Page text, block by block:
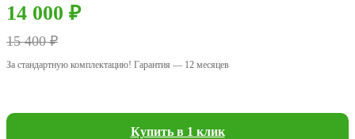
14 000 ₽
15 400 ₽
За стандартную комплектацию! Гарантия — 12 месяцев
Купить в 1 клик